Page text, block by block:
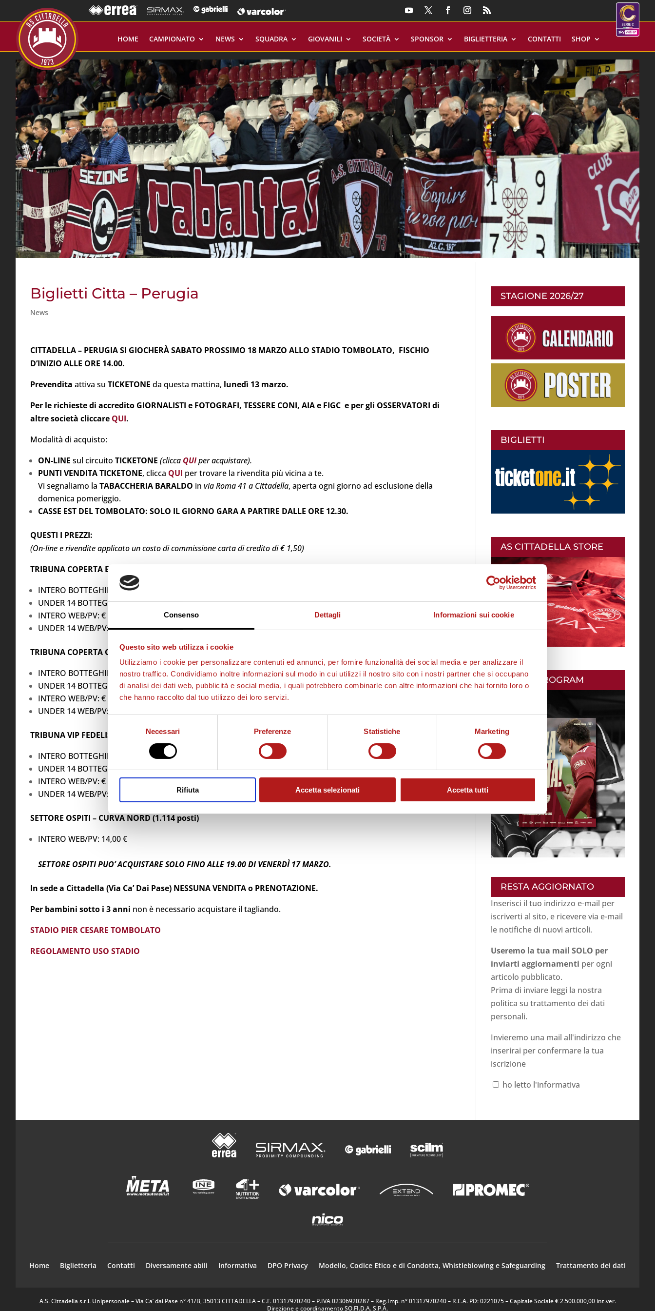
Consenso Dettagli Informazioni sui cookie
Questo sito web utilizza i cookie
Utilizziamo i cookie per personalizzare contenuti ed annunci, per fornire funzionalità dei social media e per analizzare il
nostro traffico. Condividiamo inoltre informazioni sul modo in cui utilizzi il nostro sito con i nostri partner che si occupano
di analisi dei dati web, pubblicità e social media, i quali potrebbero combinarle con altre informazioni che hai fornito loro o
che hanno raccolto dal tuo utilizzo dei loro servizi.
del
Necessari Preferenze Statistiche Marketing
Rifiuta Accetta selezionati Accetta tutti
HOME CAMPIONATO NEWS SQUADRA GIOVANILI SOCIETÀ SPONSOR BIGLIETTERIA CONTATTI SHOP
Biglietti Citta – Perugia
News
CITTADELLA – PERUGIA SI GIOCHERÀ SABATO PROSSIMO 18 MARZO ALLO STADIO TOMBOLATO, FISCHIO
D’INIZIO ALLE ORE 14.00.
Prevendita attiva su TICKETONE da questa mattina, lunedì 13 marzo.
Per le richieste di accredito GIORNALISTI e FOTOGRAFI, TESSERE CONI, AIA e FIGC e per gli OSSERVATORI di
altre società cliccare QUI.
Modalità di acquisto:
ON-LINE sul circuito TICKETONE (clicca QUIper acquistare).
PUNTI VENDITA TICKETONE, clicca QUI per trovare la rivendita più vicina a te.
Vi segnaliamo la TABACCHERIA BARALDO in via Roma 41 a Cittadella, aperta ogni giorno ad esclusione della
domenica pomeriggio.
CASSE EST DEL TOMBOLATO: SOLO IL GIORNO GARA A PARTIRE DALLE ORE 12.30.
QUESTI I PREZZI:
(On-line e rivendite applicato un costo di commissione carta di credito di € 1,50)
TRIBUNA COPERTA EST
INTERO BOTTEGHINO: € 14,00
UNDER 14 BOTTEGHINO: € 7,00
INTERO WEB/PV: € 10,00
UNDER 14 WEB/PV: € 4,50
TRIBUNA COPERTA OVEST
INTERO BOTTEGHINO: € 35,00
UNDER 14 BOTTEGHINO: € 20,00
INTERO WEB/PV: € 28,50
UNDER 14 WEB/PV: € 13,50
TRIBUNA VIP FEDELISSIMI
INTERO BOTTEGHINO: € 60,00
UNDER 14 BOTTEGHINO: € 30,00
INTERO WEB/PV: € 58,50
UNDER 14 WEB/PV: € 28,50
SETTORE OSPITI – CURVA NORD (1.114 posti)
INTERO WEB/PV: 14,00 €
SETTORE OSPITI PUO’ ACQUISTARE SOLO FINO ALLE 19.00 DI VENERDÌ 17 MARZO.
In sede a Cittadella (Via Ca’ Dai Pase) NESSUNA VENDITA o PRENOTAZIONE.
Per bambini sotto i 3 anni non è necessario acquistare il tagliando.
STADIO PIER CESARE TOMBOLATO
REGOLAMENTO USO STADIO
STAGIONE 2026/27
BIGLIETTI
AS CITTADELLA STORE
MATCH PROGRAM
RESTA AGGIORNATO
Inserisci il tuo indirizzo e-mail per
iscriverti al sito, e ricevere via e-mail
le notifiche di nuovi articoli.
Useremo la tua mail SOLO per
inviarti aggiornamenti per ogni
articolo pubblicato.
Prima di inviare leggi la nostra
politica su trattamento dei dati
personali.
Invieremo una mail all'indirizzo che
inserirai per confermare la tua
iscrizione
ho letto l'informativa
Home Biglietteria Contatti Diversamente abili Informativa DPO Privacy Modello, Codice Etico e di Condotta, Whistleblowing e Safeguarding Trattamento dei dati
A.S. Cittadella s.r.l. Unipersonale – Via Ca’ dai Pase n° 41/B, 35013 CITTADELLA – C.F. 01317970240 – P.IVA 02306920287 – Reg.Imp. n° 01317970240 – R.E.A. PD: 0221075 – Capitale Sociale € 2.500.000,00 int.ver.
Direzione e coordinamento SO.FI.D.A. S.P.A.